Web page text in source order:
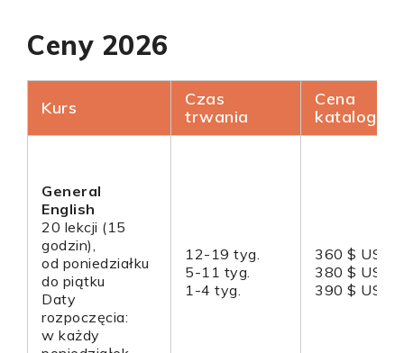
Ceny 2026
Kurs
Czas
trwania
Cena
General
English
20 lekcji (15
godzin),
od poniedziałku
do piątku
Daty
rozpoczęcia:
w każdy
12-19 tyg.
5-11 tyg.
1-4 tyg.
360 $ USD
380 $ USD
390 $ USD